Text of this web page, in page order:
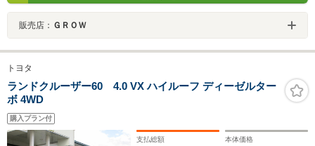
販売店： ＧＲＯＷ
トヨタ
ランドクルーザー60 4.0 VX ハイルーフ ディーゼルター
ボ 4WD
購入プラン付
支払総額 本体価格